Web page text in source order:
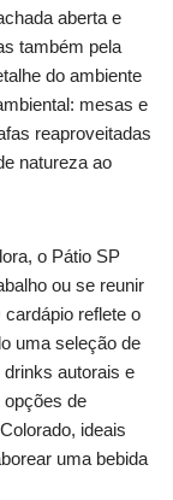
aberta e
também pela
do ambiente
mesas e
reaproveitadas
natureza ao
o Pátio SP
ou se reunir
reflete o
uma seleção de
autorais e
de
ideais
uma bebida